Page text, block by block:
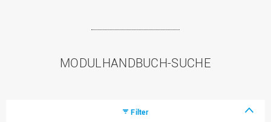
MODULHANDBUCH-SUCHE
Filter